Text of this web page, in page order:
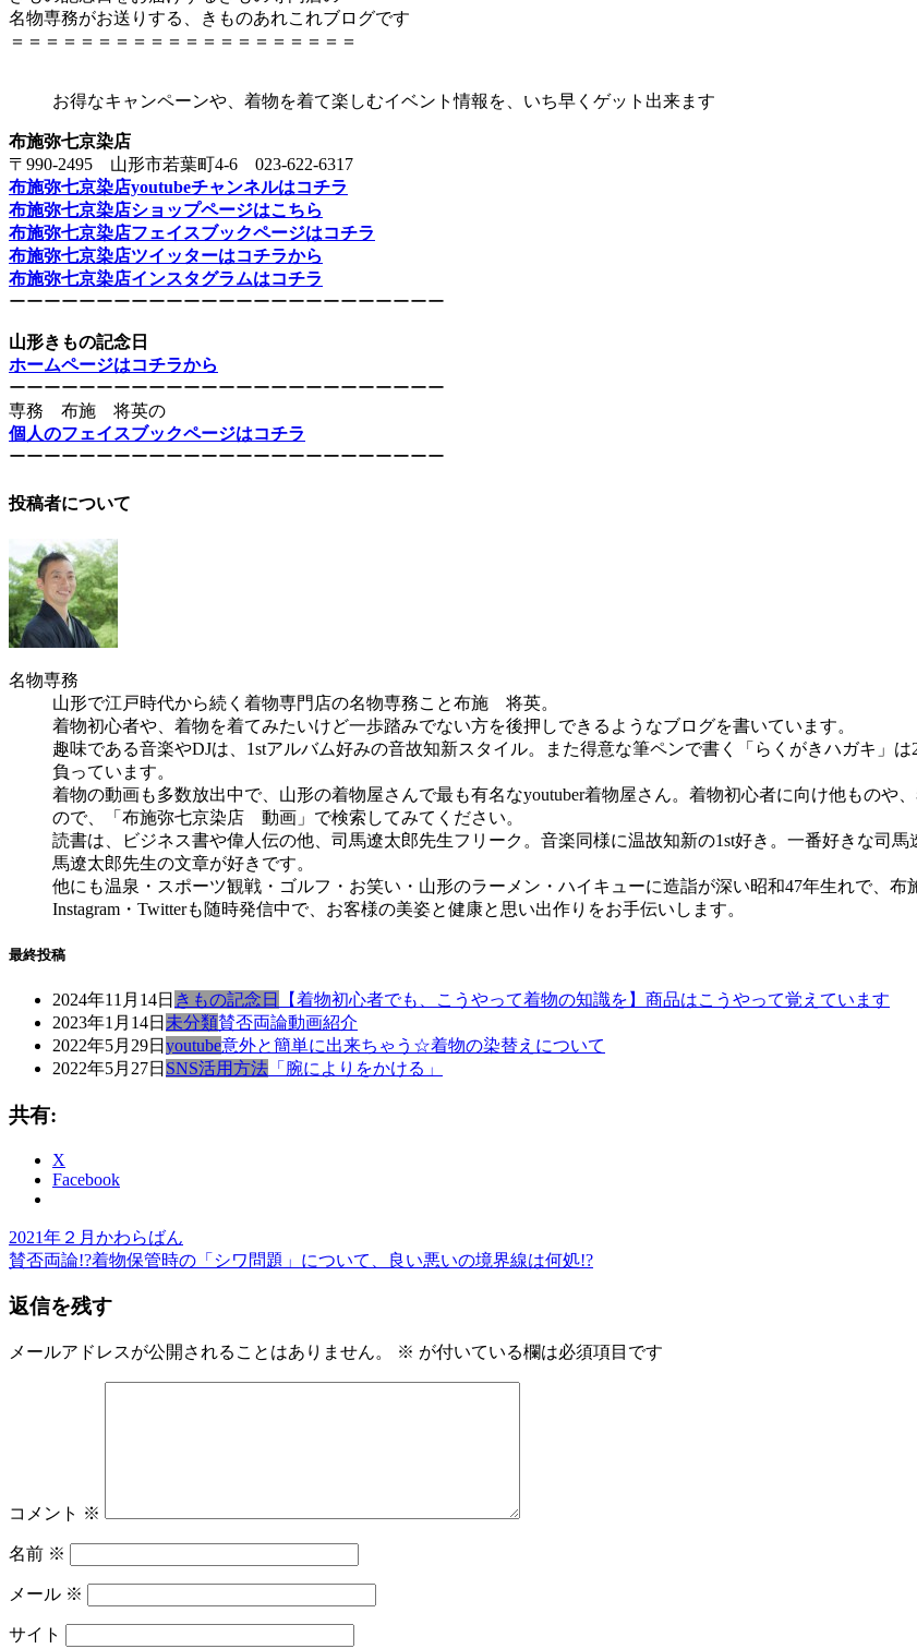
名物専務がお送りする、きものあれこれブログです
＝＝＝＝＝＝＝＝＝＝＝＝＝＝＝＝＝＝＝＝
お得なキャンペーンや、着物を着て楽しむイベント情報を、いち早くゲット出来ます
布施弥七京染店
〒990-2495 山形市若葉町4-6 023-622-6317
布施弥七京染店youtubeチャンネルはコチラ
布施弥七京染店ショップページはこちら
布施弥七京染店フェイスブックページはコチラ
布施弥七京染店ツイッターはコチラから
布施弥七京染店インスタグラムはコチラ
ーーーーーーーーーーーーーーーーーーーーーーーーー
山形きもの記念日
ホームページはコチラから
ーーーーーーーーーーーーーーーーーーーーーーーーー
専務 布施 将英の
個人のフェイスブックページはコチラ
ーーーーーーーーーーーーーーーーーーーーーーーーー
投稿者について
名物専務
山形で江戸時代から続く着物専門店の名物専務こと布施 将英。
着物初心者や、着物を着てみたいけど一歩踏みでない方を後押しできるようなブログを書いています。
趣味である音楽やDJは、1stアルバム好みの音故知新スタイル。また得意な筆ペンで書く「らくがきハガキ」
負っています。
着物の動画も多数放出中で、山形の着物屋さんで最も有名なyoutuber着物屋さん。着物初心者に向け他ものや
ので、「布施弥七京染店 動画」で検索してみてください。
読書は、ビジネス書や偉人伝の他、司馬遼太郎先生フリーク。音楽同様に温故知新の1st好き。一番好きな司
馬遼太郎先生の文章が好きです。
他にも温泉・スポーツ観戦・ゴルフ・お笑い・山形のラーメン・ハイキューに造詣が深い昭和47年生れで、布
Instagram・Twitterも随時発信中で、お客様の美姿と健康と思い出作りをお手伝いします。
最終投稿
2024年11月14日 きもの記念日
【着物初心者でも、こうやって着物の知識を】商品はこうやって覚えています
2023年1月14日 未分類賛否両論動画紹介
2022年5月29日 youtube意外と簡単に出来ちゃう☆着物の染替えについて
2022年5月27日 SNS活用方法 「腕によりをかける」
共有:
X
Facebook
き
も
ゆ
た
レ
タ
司
馬
投
稿
ナ
ビ
ン
前
の
事:
2021年２月かわらばん
次
記
賛否両論!?着物保管時の「シワ問題」について、良い悪いの境界線は何処!?
返信を残す
メールアドレスが公開されることはありません。 ※ が付いている欄は必須項目です
コメント ※
名前 ※
メール ※
サイト